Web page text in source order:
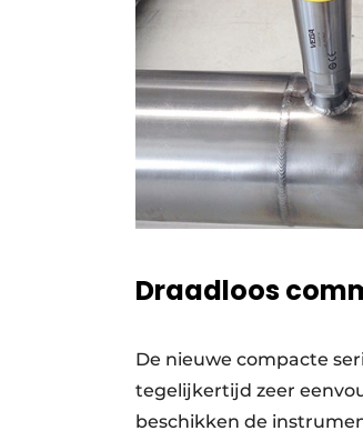
Draadloos
De nieuwe compacte
tegelijkertijd zeer
beschikken de